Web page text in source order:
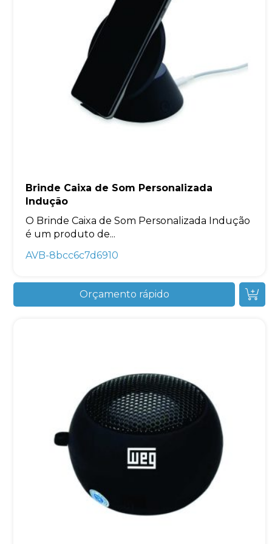
Brinde Caixa de Som Personalizada
Indução
O Brinde Caixa de Som Personalizada Indução
é um produto de...
AVB-8bcc6c7d6910
Orçamento rápido